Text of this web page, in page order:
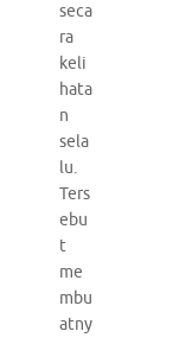
seca
ra
keli
hata
n
sela
lu.
Ters
ebu
t
me
mbu
atny